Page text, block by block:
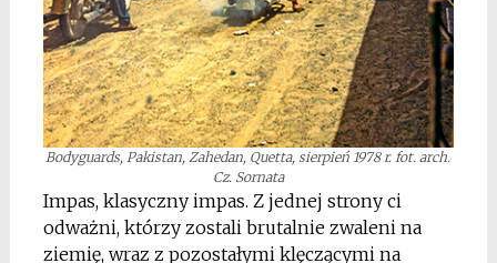
Bodyguards, Pakistan, Zahedan, Quetta, sierpień 1978 r. fot. arch.
Cz. Sornata
Impas, klasyczny impas. Z jednej strony ci
odważni, którzy zostali brutalnie zwaleni na
ziemię, wraz z pozostałymi klęczącymi na